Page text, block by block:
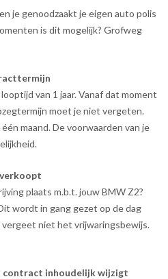
je genoodzaakt je eigen auto polis
is dit mogelijk? Grofweg
van 1 jaar. Vanaf dat moment
moet je niet vergeten.
maand. De voorwaarden van je
plaats m.b.t. jouw BMW Z2?
wordt in gang gezet op de dag
vergeet niet het vrijwaringsbewijs.
contract inhoudelijk wijzigt